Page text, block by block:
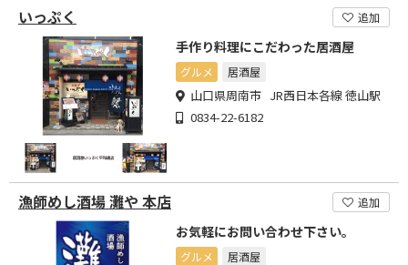
いっぷく 追加
手作り料理にこだわった居酒屋
グルメ 居酒屋
山口県周南市 JR西日本各線 徳山駅
0834-22-6182
漁師めし酒場 灘や 本店 追加
お気軽にお問い合わせ下さい。
グルメ 居酒屋